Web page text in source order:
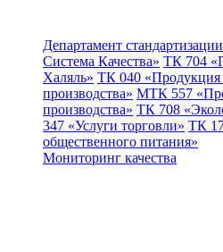
Департамент стандартизации
Система Качества» ТК 704
Халяль» ТК 040 «Продукция
производства» МТК 557
производства» ТК 708
347 «Услуги торговли» ТК
общественного питания»
Мониторинг качества